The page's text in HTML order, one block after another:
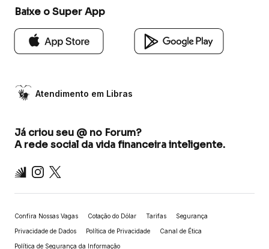
Baixe o Super App
Atendimento em Libras
Já criou seu @ no Forum?
A rede social da vida financeira inteligente.
Inter Instagram
X
Confira Nossas Vagas Cotação do Dólar Tarifas Segurança
Privacidade de Dados Política de Privacidade Canal de Ética
Política de Segurança da Informação